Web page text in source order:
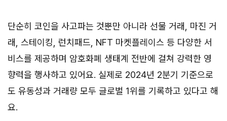
단순히 코인을 사고파는 것뿐만 아니라 선물 거래, 마진 거
래, 스테이킹, 런치패드, NFT 마켓플레이스 등 다양한 서
비스를 제공하며 암호화폐 생태계 전반에 걸쳐 강력한 영
향력을 행사하고 있어요. 실제로 2024년 2분기 기준으로
도 유동성과 거래량 모두 글로벌 1위를 기록하고 있다고 해
요.